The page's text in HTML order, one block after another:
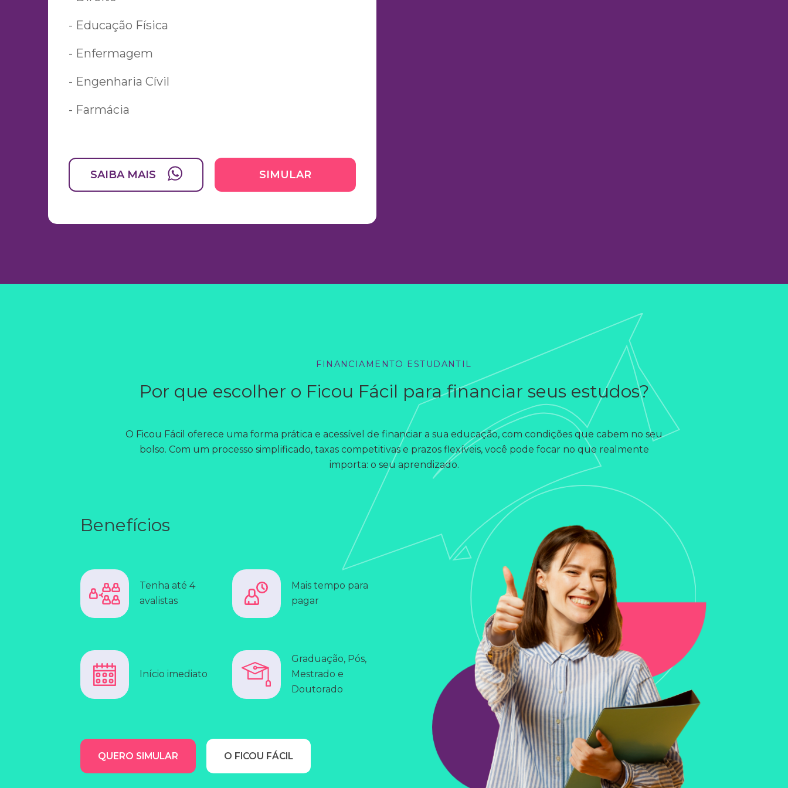
- Educação Física
- Enfermagem
- Engenharia Cívil
- Farmácia
- Psicologia
- Medicina Veterinária
SAIBA MAIS SIMULAR
FINANCIAMENTO ESTUDANTIL
Por que escolher o Ficou Fácil para financiar seus estudos?
O Ficou Fácil oferece uma forma prática e acessível de financiar a sua educação, com condições que cabem no seu
bolso. Com um processo simplificado, taxas competitivas e prazos flexíveis, você pode focar no que realmente
importa: o seu aprendizado.
Benefícios
Tenha até 4
avalistas
Mais tempo para
pagar
Início imediato
Graduação, Pós,
Mestrado e
Doutorado
QUERO SIMULAR O FICOU FÁCIL